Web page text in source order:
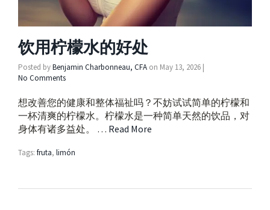
饮用柠檬水的好处
Posted byBenjamin Charbonneau, CFA on May 13, 2026 |
No Comments
想改善您的健康和整体福祉吗？不妨试试简单的柠檬和
一杯清爽的柠檬水。柠檬水是一种简单天然的饮品，对
身体有诸多益处。 … Read More
Tags: fruta, limón